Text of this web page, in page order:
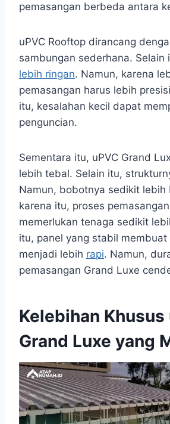
pemasangan berbeda antara
uPVC Rooftop dirancang
sambungan sederhana. Selain
lebih ringan. Namun, karena
pemasangan harus lebih
itu, kesalahan kecil dapat
penguncian.
Sementara itu, uPVC Grand
lebih tebal. Selain itu,
Namun, bobotnya sedikit lebih
karena itu, proses
memerlukan tenaga sedikit
itu, panel yang stabil membuat
menjadi lebih rapi. Namun,
pemasangan Grand Luxe
Kelebihan Khusus
Grand Luxe yang